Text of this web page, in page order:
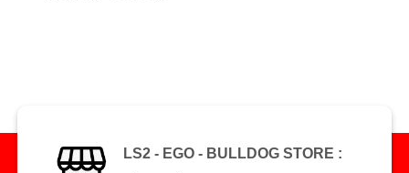
LS2 - EGO - BULLDOG STORE :